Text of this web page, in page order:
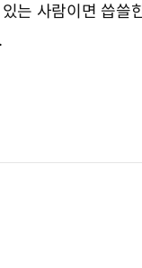
는 사람이면 씁쓸